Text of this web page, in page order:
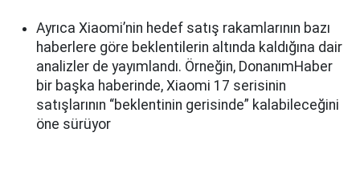
Ayrıca Xiaomi’nin hedef satış rakamlarının bazı
haberlere göre beklentilerin altında kaldığına dair
analizler de yayımlandı. Örneğin, DonanımHaber
bir başka haberinde, Xiaomi 17 serisinin
satışlarının “beklentinin gerisinde” kalabileceğini
öne sürüyor